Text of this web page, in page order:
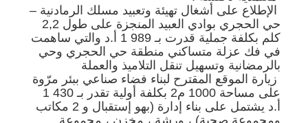
الإطلاع على أشغال تهيئة وتعبيد مسلك الرمادنية –
حي الحجري بوادي العبيد المنجزة على طول 2,2
كلم بكلفة جملية قدرت بـ 989 1 أ.د والتي ساهمت
في فك عزلة متساكني منطقة حي الحجري وحي
بالرمضانية وتسهيل تنقل التلاميذ والعملة
زيارة الموقع المقترح لبناء فضاء صناعي ببئر مرّوة
على مساحة 1000 م2 بكلفة أولية تقدر بـ 430 1
أ.د يشتمل على بناء إدارة (بهو إستقبال و 2 مكاتب